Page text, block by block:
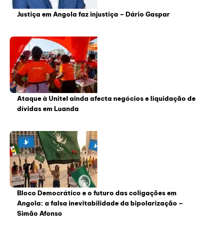
Justiça em Angola faz injustiça – Dário Gaspar
Ataque à Unitel ainda afecta negócios e liquidação de
dívidas em Luanda
Bloco Democrático e o futuro das coligações em
Angola: a falsa inevitabilidade da bipolarização –
Simão Afonso